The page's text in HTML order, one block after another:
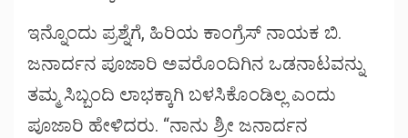
ಇನ್ನೊಂದು ಪ್ರಶ್ನೆಗೆ, ಹಿರಿಯ ಕಾಂಗ್ರೆಸ್ ನಾಯಕ ಬಿ.
ಜನಾರ್ದನ ಪೂಜಾರಿ ಅವರೊಂದಿಗಿನ ಒಡನಾಟವನ್ನು
ತಮ್ಮ ಸಿಬ್ಬಂದಿ ಲಾಭಕ್ಕಾಗಿ ಬಳಸಿಕೊಂಡಿಲ್ಲ ಎಂದು
ಪೂಜಾರಿ ಹೇಳಿದರು. “ನಾನು ಶ್ರೀ ಜನಾರ್ದನ